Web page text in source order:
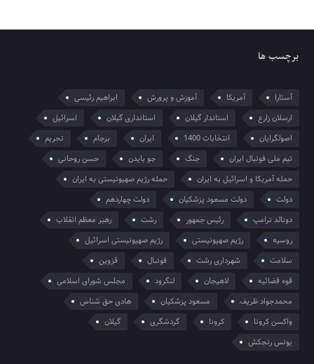
برچسب ها
آستارا آمریکا آموزش و پرورش
ابراهیم رئیسی
ارسلان زارع
استاندار گیلان استانداری گیلان
اسرائیل
اصولگرایان
انتخابات 1400 ایران برجام
تحریم
تیم ملی فوتبال ایران
جنگ جو بایدن
حسن روحانی
حمله آمریکا و اسرائیل به ایران
حمله رژیم صهیونیستی به ایران
دولت
دولت مسعود پزشکیان
دولت چهاردهم
دونالد ترامپ
رئیس جمهور رشت
رهبر معظم انقلاب
روسیه
رژیم صهیونیستی
رژیم صهیونیستی اسرائیل
سلامت
شهرداری رشت فوتبال
قزوین
قوه قضائیه
لاهیجان لنگرود
مجلس شورای اسلامی
محمدجواد ظریف
مسعود پزشکیان
هادی حق شناس
واکسن کرونا
کرونا گردشگری
گیلان
یونس رنجکش